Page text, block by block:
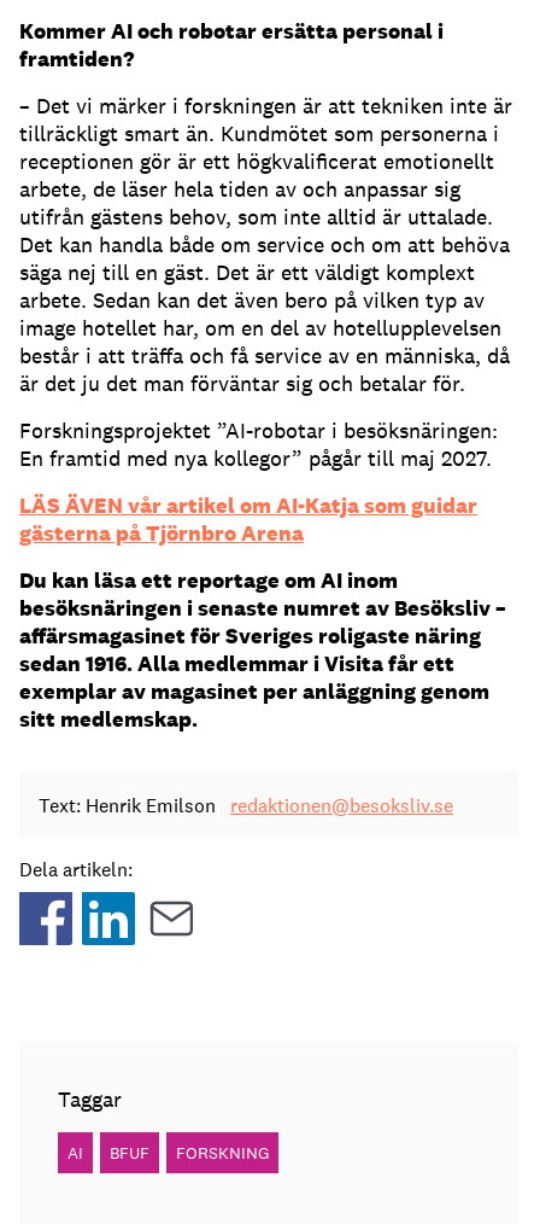
Kommer AI och robotar ersätta personal i
framtiden?
– Det vi märker i forskningen är att tekniken inte är
tillräckligt smart än. Kundmötet som personerna i
receptionen gör är ett högkvalificerat emotionellt
arbete, de läser hela tiden av och anpassar sig
utifrån gästens behov, som inte alltid är uttalade.
Det kan handla både om service och om att behöva
säga nej till en gäst. Det är ett väldigt komplext
arbete. Sedan kan det även bero på vilken typ av
image hotellet har, om en del av hotellupplevelsen
består i att träffa och få service av en människa, då
är det ju det man förväntar sig och betalar för.
Forskningsprojektet ”AI-robotar i besöksnäringen:
En framtid med nya kollegor” pågår till maj 2027.
LÄS ÄVEN vår artikel om AI-Katja som guidar
gästerna på Tjörnbro Arena
Du kan läsa ett reportage om AI inom
besöksnäringen i senaste numret av Besöksliv –
affärsmagasinet för Sveriges roligaste näring
sedan 1916. Alla medlemmar i Visita får ett
exemplar av magasinet per anläggning genom
sitt medlemskap.
Text: Henrik Emilson redaktionen@besoksliv.se
Dela artikeln:
Taggar
AI BFUF FORSKNING